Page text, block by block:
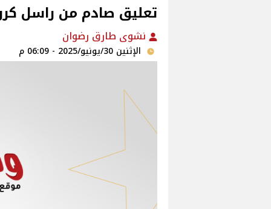
تعليق صادم من راسل
نشوى طارق رضوان
الإثنين 30/يونيو/2025 - 06:09 م